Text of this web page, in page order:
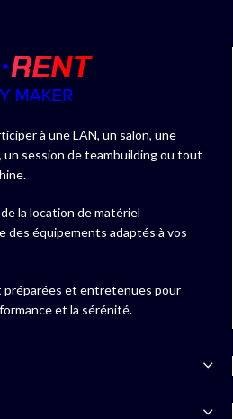
à une LAN, un salon, une
session de teambuilding ou tout
la location de matériel
des équipements adaptés à vos
préparées et entretenues pour
et la sérénité.